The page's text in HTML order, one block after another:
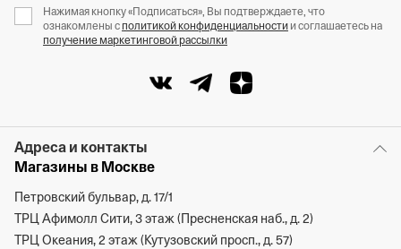
Нажимая кнопку «Подписаться», Вы подтверждаете, что
ознакомлены с политикой конфиденциальности и соглашаетесь на
получение маркетинговой рассылки
Адреса и контакты
Магазины в Москве
Петровский бульвар, д. 17/1
ТРЦ Афимолл Сити, 3 этаж (Пресненская наб., д. 2)
ТРЦ Океания, 2 этаж (Кутузовский просп., д. 57)